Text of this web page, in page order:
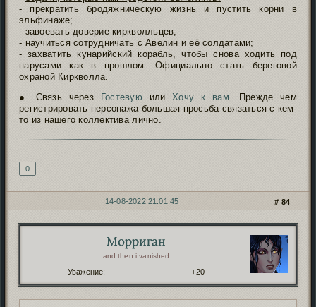
- прекратить бродяжническую жизнь и пустить корни в
эльфинаже;
- завоевать доверие киркволльцев;
- научиться сотрудничать с Авелин и её солдатами;
- захватить кунарийский корабль, чтобы снова ходить под
парусами как в прошлом. Официально стать береговой
охраной Киркволла.
● Связь через
ГостевуюилиХочу к вам. Прежде чем
регистрировать персонажа большая просьба связаться с кем-
то из нашего коллектива лично.
0
84
14-08-2022 21:01:45
Морриган
and then i vanished
Уважение: +20